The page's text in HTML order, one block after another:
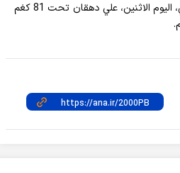
وسيشارك بمنافسات اليوم الثاني، اليوم الاثنين، علي دهقان تحت 81 كغم